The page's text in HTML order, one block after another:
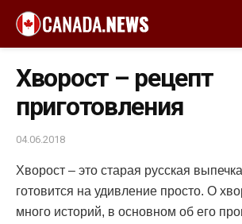
Хворост – рецепт
приготовления
04.06.2018
Хворост – это старая русская
готовится на удивление просто. О
много историй, в основном об его